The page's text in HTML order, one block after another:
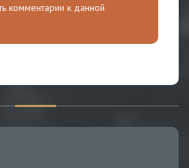
комментарии к данной